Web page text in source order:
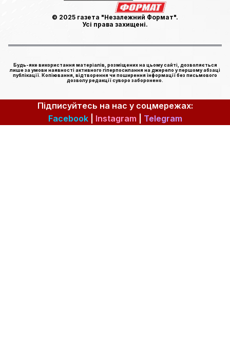
© 2025 газета "Незалежний Формат".
Усі права захищені.
Будь-яке використання матеріалів, розміщених на цьому сайті, дозволяється
лише за умови наявності активного гіперпосилання на джерело у першому абзаці
публікації. Копіювання, відтворення чи поширення інформації без письмового
дозволу редакції суворо заборонено.
Підписуйтесь на нас у соцмережах:
Facebook| Instagram Telegram